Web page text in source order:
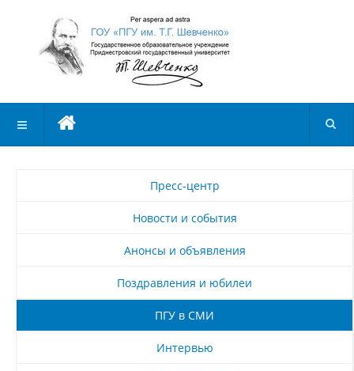
Пресс-центр
Новости и события
Анонсы и объявления
Поздравления и юбилеи
ПГУ в СМИ
Интервью